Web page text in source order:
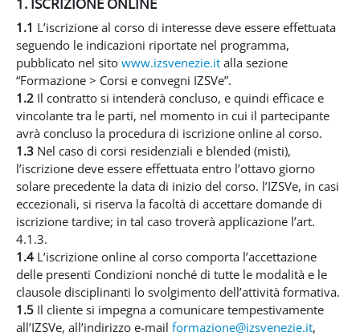
1.1 L’iscrizione al corso di interesse deve essere effettuata
seguendo le indicazioni riportate nel programma,
pubblicato nel sito www.izsvenezie.it alla sezione
“Formazione > Corsi e convegni IZSVe”.
1.2 Il contratto si intenderà concluso, e quindi efficace e
vincolante tra le parti, nel momento in cui il partecipante
avrà concluso la procedura di iscrizione online al corso.
1.3 Nel caso di corsi residenziali e blended (misti),
l’iscrizione deve essere effettuata entro l’ottavo giorno
solare precedente la data di inizio del corso. l’IZSVe, in casi
eccezionali, si riserva la facoltà di accettare domande di
iscrizione tardive; in tal caso troverà applicazione l’art.
4.1.3.
1.4 L’iscrizione online al corso comporta l’accettazione
delle presenti Condizioni nonché di tutte le modalità e le
clausole disciplinanti lo svolgimento dell’attività formativa.
1.5 Il cliente si impegna a comunicare tempestivamente
all’IZSVe, all’indirizzo e-mail formazione@izsvenezie.it,